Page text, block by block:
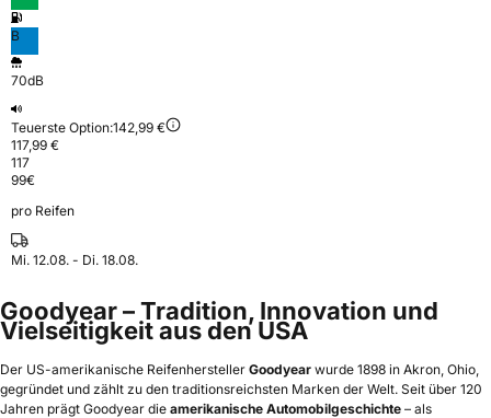
B
70dB
Teuerste Option:142,99 €
117,99 €
117
99€
pro Reifen
Mi. 12.08. - Di. 18.08.
Goodyear – Tradition, Innovation und
Vielseitigkeit aus den USA
Der US-amerikanische Reifenhersteller Goodyear wurde 1898 in Akron, Ohio,
gegründet und zählt zu den traditionsreichsten Marken der Welt. Seit über 120
Jahren prägt Goodyear die amerikanische Automobilgeschichte – als